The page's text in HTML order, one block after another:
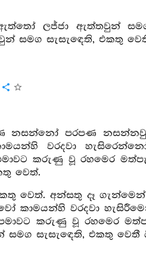
ඇත්තෝ ලජ්ජා ඇත්තවුන්
සමග සැසැඳෙති, එකතු
නසන්නෝ පරපණ
වරදවා හැසිරෙන්නෝ
කරුණු වූ රහමෙර
වෙත්.
වෙත්. අන්සතු දෑ
කාමයන්හි වරදවා
කරුණු වූ රහමෙර
සැසැඳෙති, එකතු වෙතී